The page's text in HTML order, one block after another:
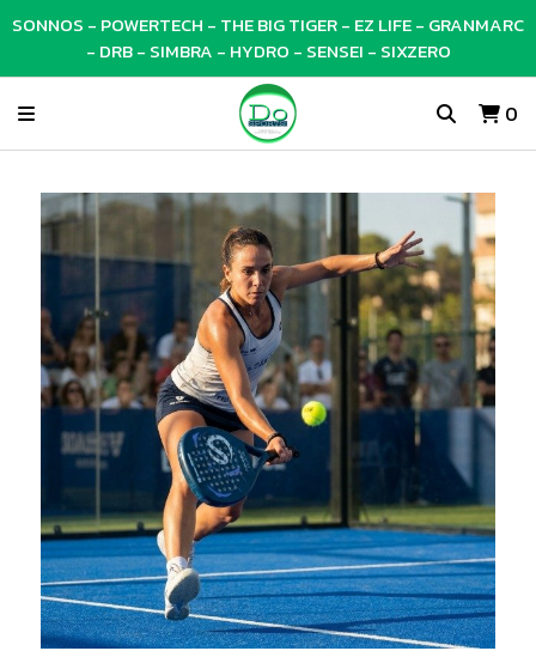
SONNOS - POWERTECH - THE BIG TIGER - EZ LIFE - GRANMARC
- DRB - SIMBRA - HYDRO - SENSEI - SIXZERO
0